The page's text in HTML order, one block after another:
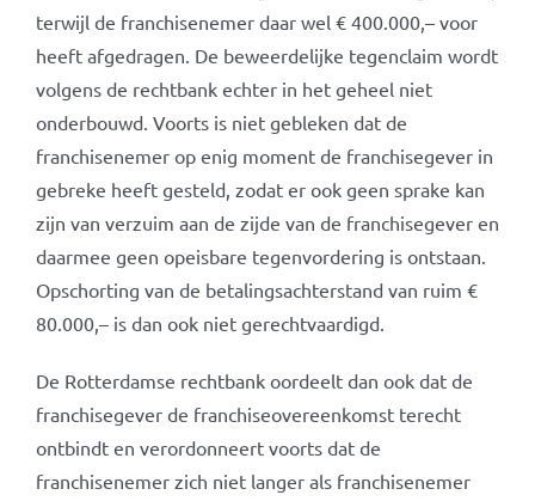
terwijl de franchisenemer daar wel € 400.000,– voor
heeft afgedragen. De beweerdelijke tegenclaim wordt
volgens de rechtbank echter in het geheel niet
onderbouwd. Voorts is niet gebleken dat de
franchisenemer op enig moment de franchisegever in
gebreke heeft gesteld, zodat er ook geen sprake kan
zijn van verzuim aan de zijde van de franchisegever en
daarmee geen opeisbare tegenvordering is ontstaan.
Opschorting van de betalingsachterstand van ruim €
80.000,– is dan ook niet gerechtvaardigd.
De Rotterdamse rechtbank oordeelt dan ook dat de
franchisegever de franchiseovereenkomst terecht
ontbindt en verordonneert voorts dat de
franchisenemer zich niet langer als franchisenemer